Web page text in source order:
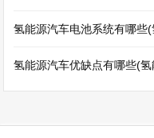
氢能源汽车电池系统有哪些
氢能源汽车优缺点有哪些(